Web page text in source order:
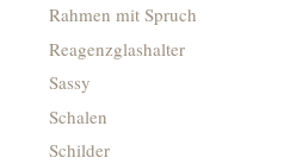
Rahmen mit Spruch
Reagenzglashalter
Sassy
Schalen
Schilder